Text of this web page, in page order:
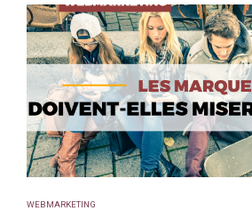
WEBMARKETING